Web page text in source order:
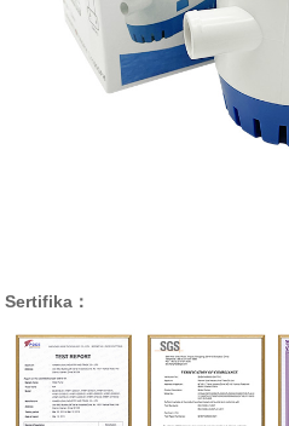
Sertifika：